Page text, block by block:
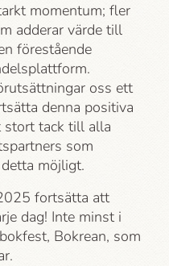
momentum; fler
adderar värde till
förestående
oss ett
denna positiva
stort tack till alla
som
möjligt.
fortsätta att
dag! Inte minst i
Bokrean, som